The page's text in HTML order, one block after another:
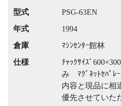
型式
PSG-63EN
年式
1994
倉庫
ﾏｼﾝｾﾝﾀｰ館林
仕様
ﾁｬｯｸｻｲｽﾞ
み ﾏｸﾞﾈｯﾄｾﾊﾟﾚ
内容と現品に相
優先させていた